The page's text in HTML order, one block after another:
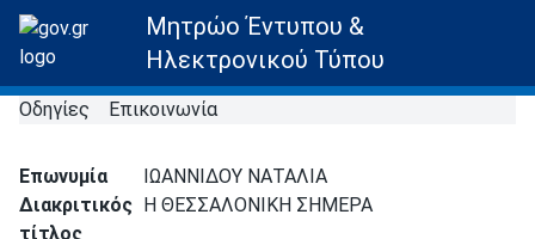
Μητρώο Έντυπου &
Ηλεκτρονικού Τύπου
Οδηγίες Επικοινωνία
Επωνυμία
ΙΩΑΝΝΙΔΟΥ ΝΑΤΑΛΙΑ
Διακριτικός
τίτλος
Η ΘΕΣΣΑΛΟΝΙΚΗ ΣΗΜΕΡΑ